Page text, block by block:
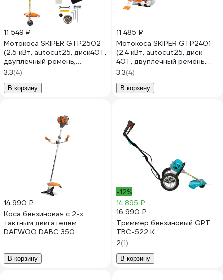
11 549 ₽
Мотокоса SKIPER GTP2502
(2.5 кВт, autocut25, диск40Т,
двуплечный ремень,
лёгк.старт, разборн. штанга)
00-00024968
3.3(4)
В корзину
11 485 ₽
Мотокоса SKIPER GTP2401
(2.4 кВт, autocut25, диск
40Т, двуплечный ремень,
лёгк. старт) 00-00023824
3.3(4)
В корзину
14 990 ₽
Коса бензиновая c 2-х
тактным двигателем
DAEWOO DABC 350
В корзину
-12%
14 895 ₽
16 990 ₽
Триммер бензиновый GPT
TBC-522 K
2(1)
В корзину